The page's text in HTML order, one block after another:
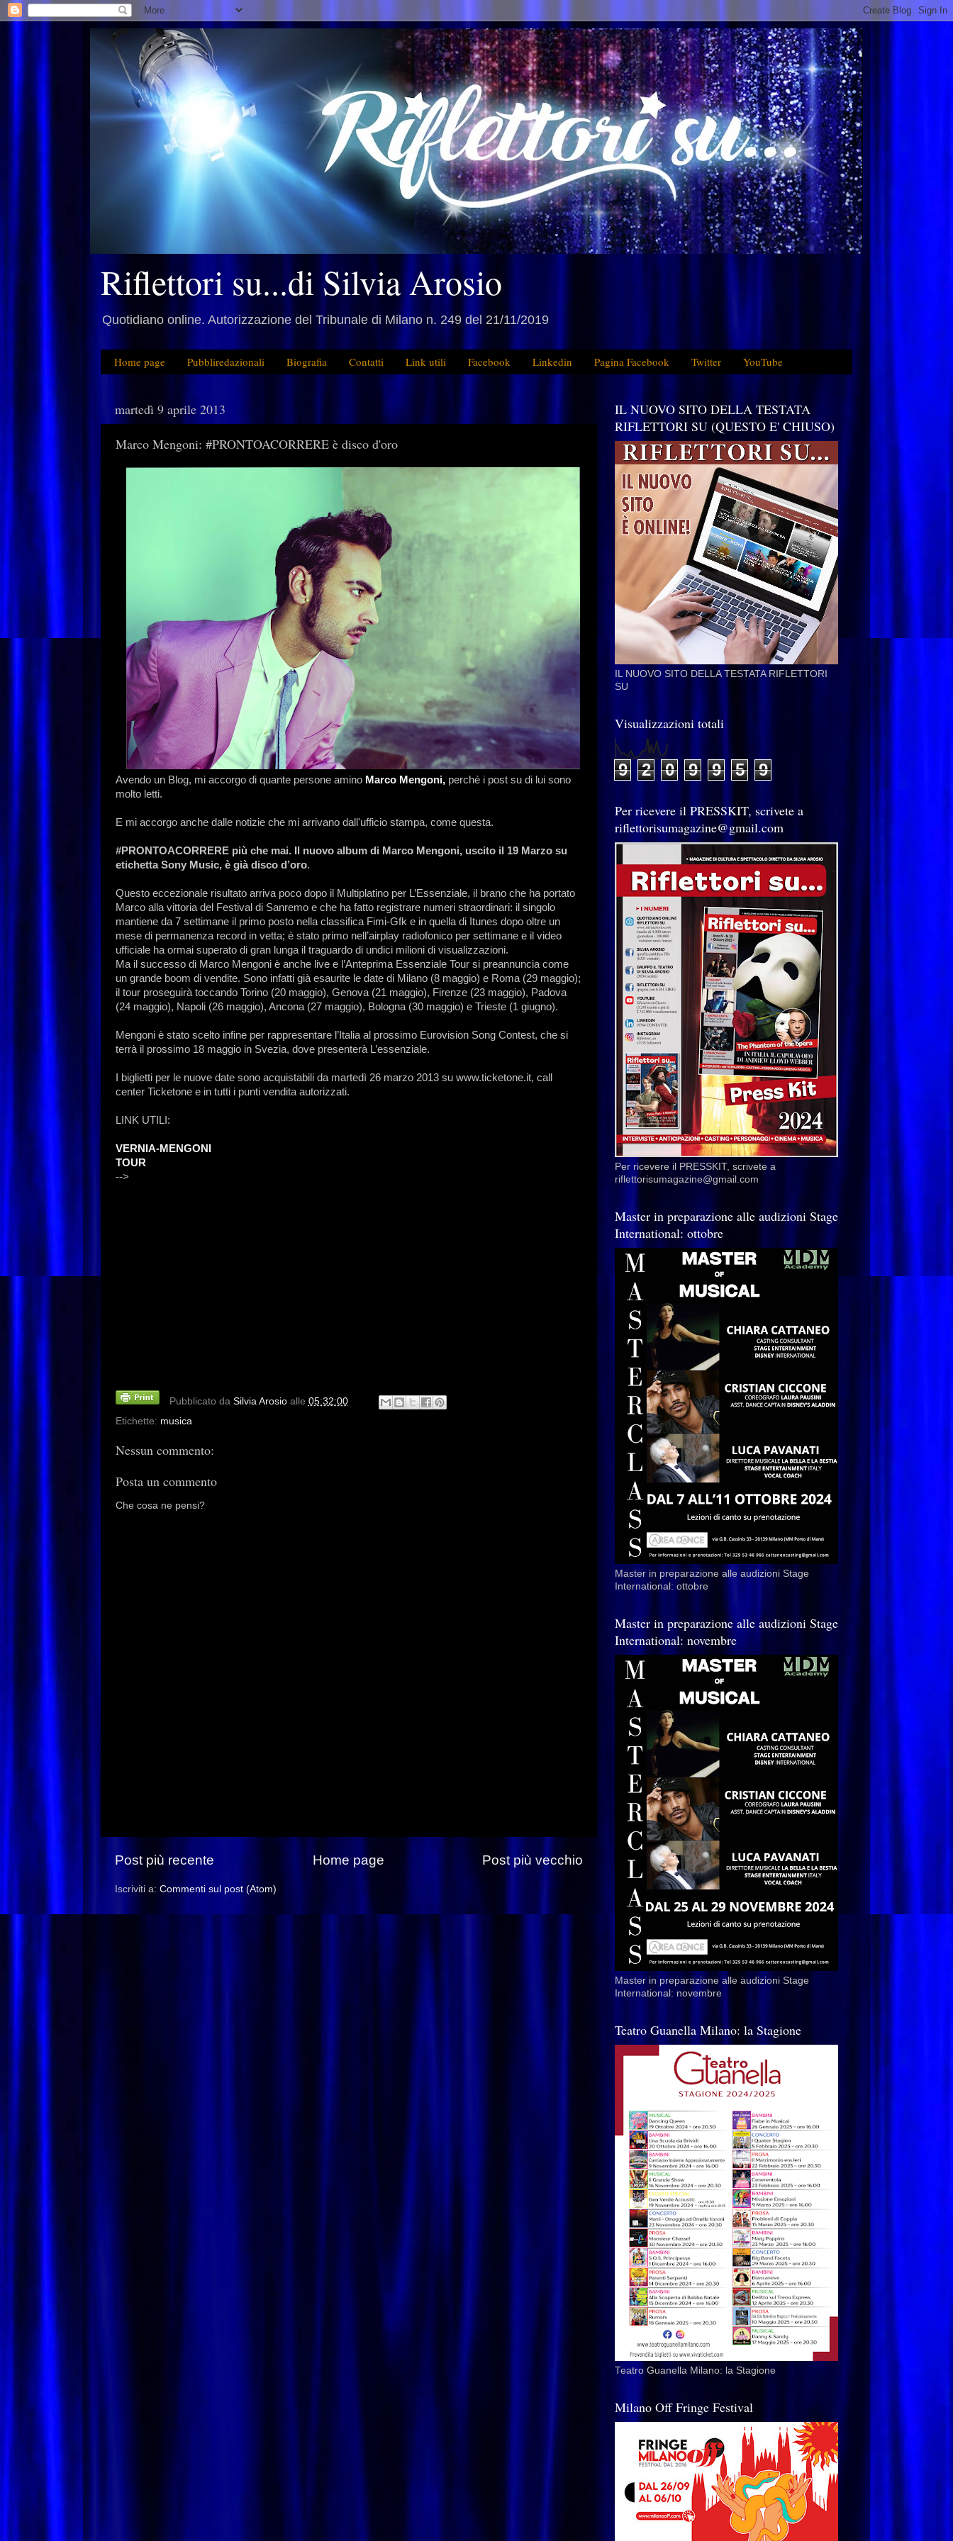
Riflettori su...di Silvia Arosio
Quotidiano online. Autorizzazione del Tribunale di Milano n. 249 del 21/11/2019
Home page Pubbliredazionali Biografia Contatti Link utili Facebook Linkedin Pagina Facebook Twitter YouTube
martedì 9 aprile 2013
Marco Mengoni: #PRONTOACORRERE è disco d'oro
Avendo un Blog, mi accorgo di quante persone amino Marco Mengoni, perchè i post su di lui sono
molto letti.
E mi accorgo anche dalle notizie che mi arrivano dall'ufficio stampa, come questa.
#PRONTOACORRERE più che mai. Il nuovo album di Marco Mengoni, uscito il 19 Marzo su
etichetta Sony Music, è già disco d’oro.
Questo eccezionale risultato arriva poco dopo il Multiplatino per L’Essenziale, il brano che ha portato
Marco alla vittoria del Festival di Sanremo e che ha fatto registrare numeri straordinari: il singolo
mantiene da 7 settimane il primo posto nella classifica Fimi-Gfk e in quella di Itunes dopo oltre un
mese di permanenza record in vetta; è stato primo nell’airplay radiofonico per settimane e il video
ufficiale ha ormai superato di gran lunga il traguardo di undici milioni di visualizzazioni.
Ma il successo di Marco Mengoni è anche live e l’Anteprima Essenziale Tour si preannuncia come
un grande boom di vendite. Sono infatti già esaurite le date di Milano (8 maggio) e Roma (29 maggio);
il tour proseguirà toccando Torino (20 maggio), Genova (21 maggio), Firenze (23 maggio), Padova
(24 maggio), Napoli (26 maggio), Ancona (27 maggio), Bologna (30 maggio) e Trieste (1 giugno).
Mengoni è stato scelto infine per rappresentare l’Italia al prossimo Eurovision Song Contest, che si
terrà il prossimo 18 maggio in Svezia, dove presenterà L’essenziale.
I biglietti per le nuove date sono acquistabili da martedì 26 marzo 2013 su www.ticketone.it, call
center Ticketone e in tutti i punti vendita autorizzati.
LINK UTILI:
VERNIA-MENGONI
TOUR
-->
Pubblicato da Silvia Arosio alle 05:32:00
Etichette: musica
Nessun commento:
Posta un commento
Che cosa ne pensi?
Post più recente Post più vecchio
Home page
Iscriviti a: Commenti sul post (Atom)
IL NUOVO SITO DELLA TESTATA
RIFLETTORI SU (QUESTO E' CHIUSO)
IL NUOVO SITO DELLA TESTATA RIFLETTORI
SU
Visualizzazioni totali
9 2 0 9 9 5 9
Per ricevere il PRESSKIT, scrivete a
riflettorisumagazine@gmail.com
Per ricevere il PRESSKIT, scrivete a
riflettorisumagazine@gmail.com
Master in preparazione alle audizioni Stage
International: ottobre
Master in preparazione alle audizioni Stage
International: ottobre
Master in preparazione alle audizioni Stage
International: novembre
Master in preparazione alle audizioni Stage
International: novembre
Teatro Guanella Milano: la Stagione
Teatro Guanella Milano: la Stagione
Milano Off Fringe Festival